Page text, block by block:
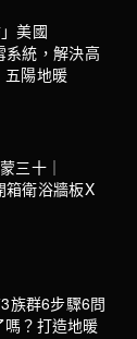
美國
系統，解決高
五陽地暖
三十｜
箱衛浴牆板X
族群6步驟6問
？打造地暖